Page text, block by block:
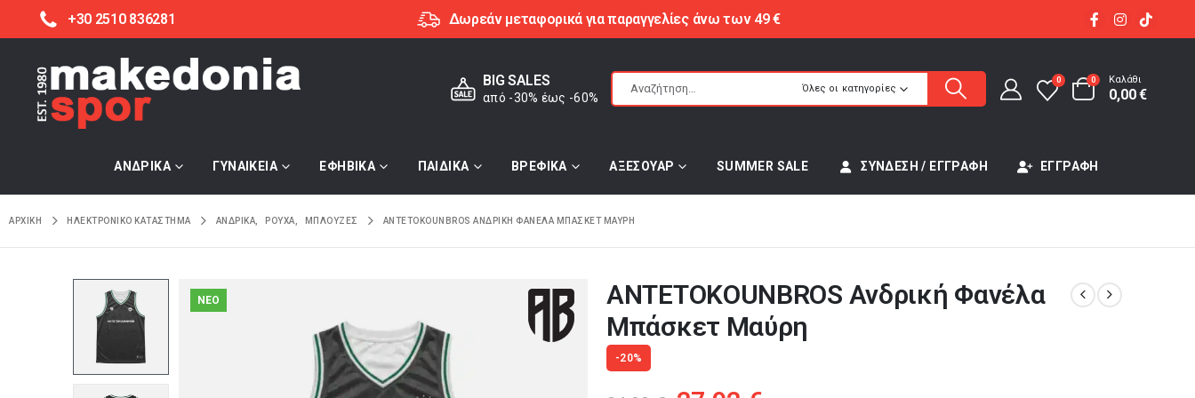
+30 2510 836281 Δωρεάν μεταφορικά για παραγγελίες άνω των 49 €
BIG SALES
από -30% έως -60%
Όλες οι κατηγορίες
0 0 Καλάθι
0,00€
ΑΝΔΡΙΚΑ ΓΥΝΑΙΚΕΙΑ ΕΦΗΒΙΚΑ ΠΑΙΔΙΚΑ ΒΡΕΦΙΚΑ ΑΞΕΣΟΥΑΡ SUMMER SALE ΣΎΝΔΕΣΗ / ΕΓΓΡΑΦΉ ΕΓΓΡΑΦΉ
ΑΡΧΙΚΉ ΗΛΕΚΤΡΟΝΙΚΌ ΚΑΤΆΣΤΗΜΑ ΑΝΔΡΙΚΑ ΡΟΥΧΑ ΜΠΛΟΥΖΕΣ ANTETOKOUNBROS ΑΝΔΡΙΚΉ ΦΑΝΈΛΑ ΜΠΆΣΚΕΤ ΜΑΎΡΗ
NEO
ANTETOKOUNBROS Ανδρική Φανέλα
Μπάσκετ Μαύρη
-20%